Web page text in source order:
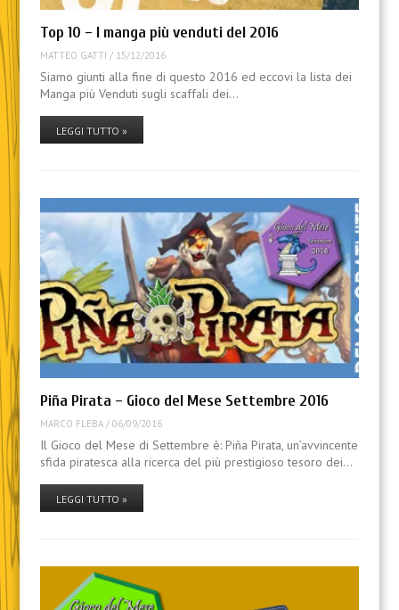
Top 10 – I manga più venduti del 2016
MATTEO GATTI / 15/12/2016
Siamo giunti alla fine di questo 2016 ed eccovi la lista dei
Manga più Venduti sugli scaffali dei…
LEGGI TUTTO »
Piña Pirata – Gioco del Mese Settembre 2016
MARCO FLEBA/ 06/09/2016
Il Gioco del Mese di Settembre è: Piña Pirata, un’avvincente
sfida piratesca alla ricerca del più prestigioso tesoro dei…
LEGGI TUTTO »